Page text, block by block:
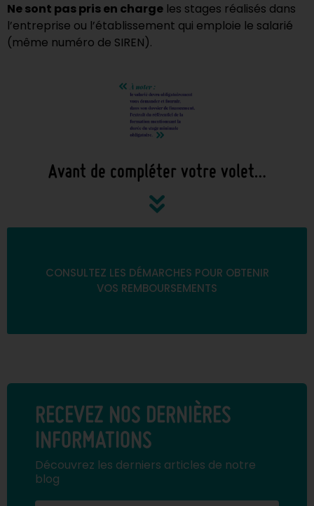
Ne sont pas pris en charge les stages réalisés dans
l’entreprise ou l’établissement qui emploie le salarié
(même numéro de SIREN).
Avant de compléter votre volet…
CONSULTEZ LES DÉMARCHES POUR OBTENIR
VOS REMBOURSEMENTS
RECEVEZ NOS DERNIÈRES
INFORMATIONS
Découvrez les derniers articles de notre
blog